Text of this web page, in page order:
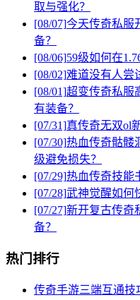
取与强化？
[08/07]今天传奇私服
备？
[08/06]59级如何在
[08/02]难道没有人尝
[08/01]超变传奇私服
有装备？
[07/31]真传奇无双ol
[07/30]热血传奇骷髅
级避免损失？
[07/29]热血传奇技能
[07/28]武神觉醒如何
[07/27]新开复古传奇
备？
热门排行
传奇手游三端互通技